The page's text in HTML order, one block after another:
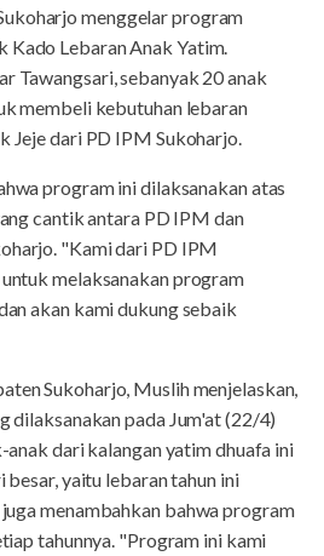
menggelar program
Kado Lebaran Anak Yatim.
Tawangsari, sebanyak 20 anak
membeli kebutuhan lebaran
Jeje dari PD IPM Sukoharjo.
program ini dilaksanakan atas
cantik antara PD IPM dan
"Kami dari PD IPM
melaksanakan program
akan kami dukung sebaik
Sukoharjo, Muslih menjelaskan,
dilaksanakan pada Jum'at (22/4)
dari kalangan yatim dhuafa ini
yaitu lebaran tahun ini
menambahkan bahwa program
tahunnya. "Program ini kami